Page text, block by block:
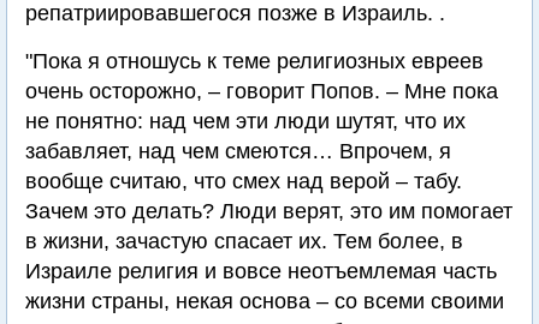
репатриировавшегося позже в Израиль. .
"Пока я отношусь к теме религиозных евреев
очень осторожно, – говорит Попов. – Мне пока
не понятно: над чем эти люди шутят, что их
забавляет, над чем смеются… Впрочем, я
вообще считаю, что смех над верой – табу.
Зачем это делать? Люди верят, это им помогает
в жизни, зачастую спасает их. Тем более, в
Израиле религия и вовсе неотъемлемая часть
жизни страны, некая основа – со всеми своими